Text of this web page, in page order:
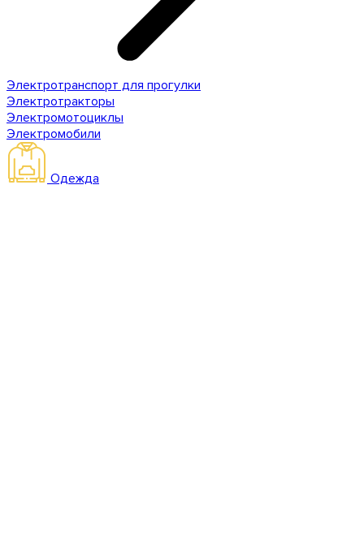
Электротранспорт для прогулки
Электротракторы
Электромотоциклы
Электромобили
Одежда